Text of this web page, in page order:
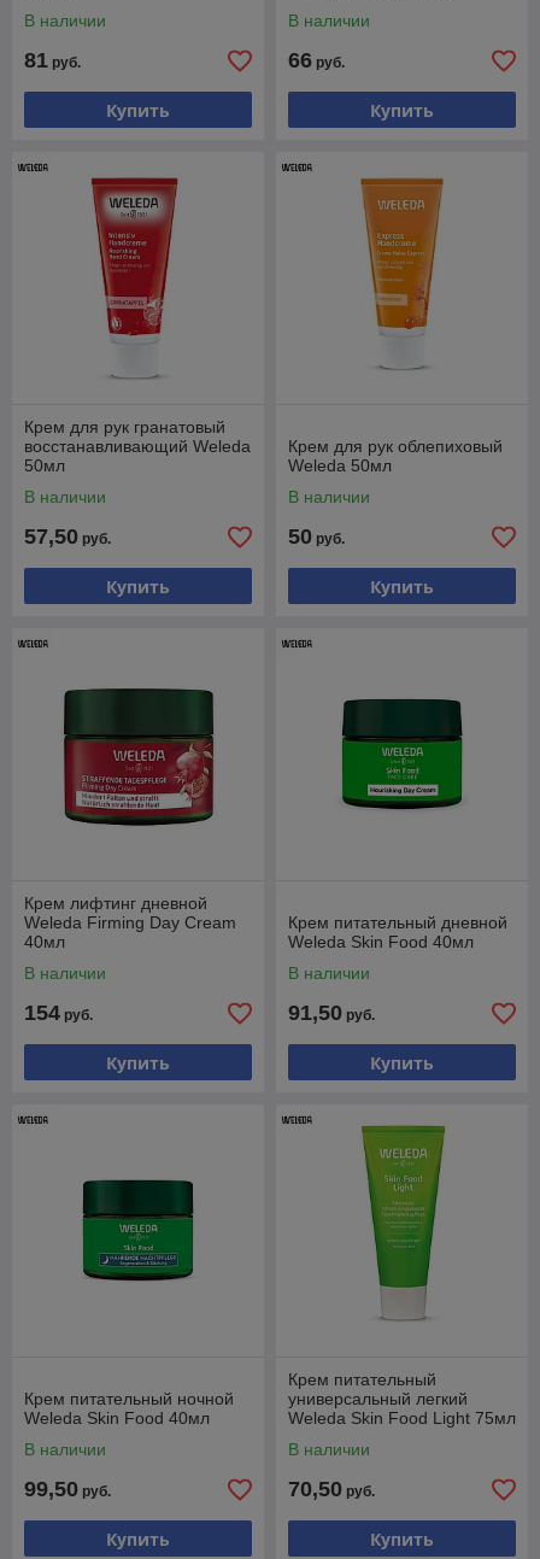
В наличии
81 руб.
Купить
В наличии
66 руб.
Купить
Крем для рук гранатовый
восстанавливающий Weleda
50мл
В наличии
57,50 руб.
Купить
Крем для рук облепиховый
Weleda 50мл
В наличии
50 руб.
Купить
Крем лифтинг дневной
Weleda Firming Day Cream
40мл
В наличии
154 руб.
Купить
Крем питательный дневной
Weleda Skin Food 40мл
В наличии
91,50 руб.
Купить
Крем питательный ночной
Weleda Skin Food 40мл
В наличии
99,50 руб.
Купить
Крем питательный
универсальный легкий
Weleda Skin Food Light 75мл
В наличии
70,50 руб.
Купить